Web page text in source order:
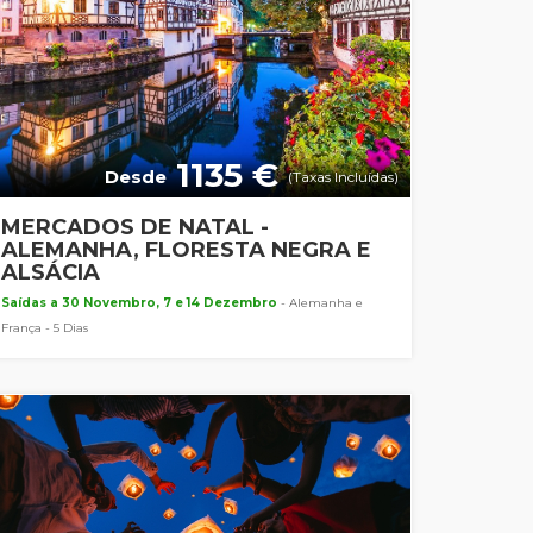
Desde1135 €(Taxas Incluídas)
MERCADOS DE NATAL -
ALEMANHA, FLORESTA NEGRA E
ALSÁCIA
Saídas a 30 Novembro, 7 e 14 Dezembro - Alemanha e
França - 5 Dias